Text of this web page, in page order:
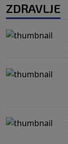
ZDRAVLJE